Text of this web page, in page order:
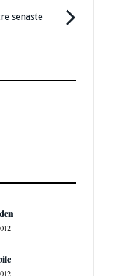
senaste